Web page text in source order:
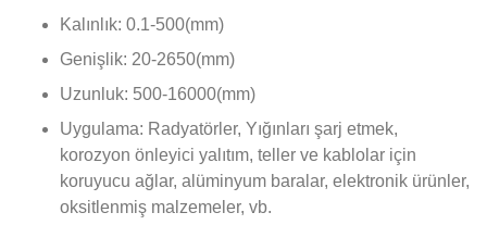
Kalınlık: 0.1-500(mm)
Genişlik: 20-2650(mm)
Uzunluk: 500-16000(mm)
Uygulama: Radyatörler, Yığınları şarj etmek,
korozyon önleyici yalıtım, teller ve kablolar için
koruyucu ağlar, alüminyum baralar, elektronik ürünler,
oksitlenmiş malzemeler, vb.